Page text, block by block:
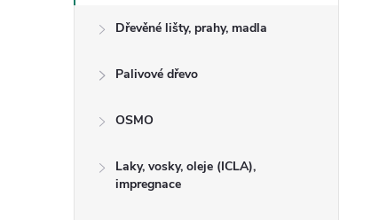
Dřevěné lišty, prahy, madla
Palivové dřevo
OSMO
Laky, vosky, oleje (ICLA),
impregnace